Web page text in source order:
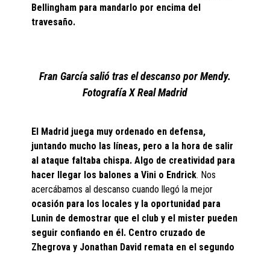
Bellingham para mandarlo por encima del
travesaño.
Fran García salió tras el descanso por Mendy.
Fotografía X Real Madrid
El Madrid juega muy ordenado en defensa,
juntando mucho las líneas, pero a la hora de salir
al ataque faltaba chispa. Algo de creatividad para
hacer llegar los balones a Vini o Endrick. Nos
acercábamos al descanso cuando llegó la mejor
ocasión para los locales y la oportunidad para
Lunin de demostrar que el club y el mister pueden
seguir confiando en él. Centro cruzado de
Zhegrova y Jonathan David remata en el segundo